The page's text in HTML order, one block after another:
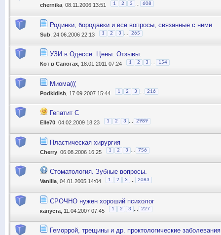
chernika , 08.11.2006 13:51 1 2 3 608
Родинки, бородавки и все вопросы, связанные с ними
Sub , 24.06.2006 22:13 1 2 3 265
УЗИ в Одессе. Цены. Отзывы.
Кот в Сапогах , 18.01.2011 07:24 1 2 3 154
Миома(((
Podkidish , 17.09.2007 15:44 1 2 3 ... 216
Гепатит С
Elle70 , 04.02.2009 18:23 1 2 3 2989
Пластическая хирургия
Cherry , 06.08.2006 16:25 1 2 3 ... 756
Стоматология. Зубные вопросы.
Vanilla , 04.01.2005 14:04 1 2 3 2083
СРОЧНО нужен хороший психолог
капуста , 11.04.2007 07:45 1 2 3 227
Геморрой, трещины и др. проктологические заболевания